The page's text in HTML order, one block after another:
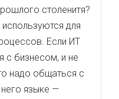
столенитя?
для
Если ИТ
с бизнесом, и не
надо общаться с
языке —